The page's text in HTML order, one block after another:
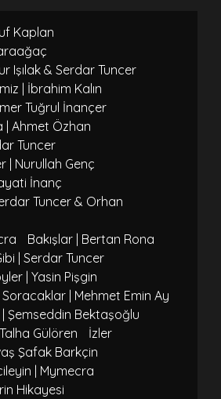
Kaplan
Işılak & Serdar Tuncer
| İbrahim Kalın
Tuğrul İnançer
| Ahmet Özhan
Tuncer
| Nurullah Genç
İnanç
Tuncer & Orhan
Bakışlar | Bertan Rona
| Serdar Tuncer
| Yasin Pişgin
| Mehmet Emin Ay
Şemseddin Bektaşoğlu
Gülören
İzler
Şafak Barkçin
| Mymecra
Hikayesi